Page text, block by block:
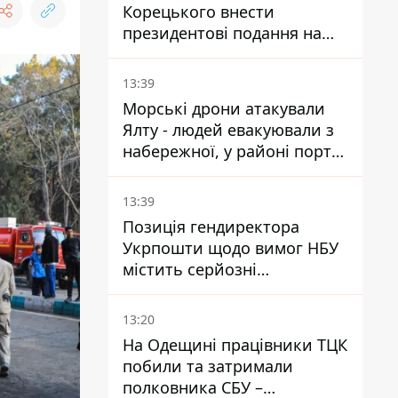
Корецького внести
президентові подання на
звільнення володаря
Троєщини Бахматова
13:39
Морські дрони атакували
Ялту - людей евакуювали з
набережної, у районі порту
повідомляють про пожежу
13:39
Позиція гендиректора
Укрпошти щодо вимог НБУ
містить серйозні
нестиковки – депутатка
Ольга Василевська-Смаглюк
13:20
На Одещині працівники ТЦК
побили та затримали
полковника СБУ –